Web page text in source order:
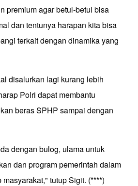
premium agar betul-betul bisa
dan tentunya harapan kita bisa
terkait dengan dinamika yang
disalurkan lagi kurang lebih
Polri dapat membantu
beras SPHP sampai dengan
dengan bulog, ulama untuk
dan program pemerintah dalam
tutup Sigit. (****)